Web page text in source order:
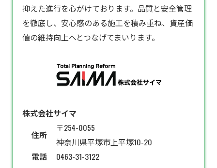
抑えた進行を心がけております。品質と安全管理
を徹底し、安心感のある施工を積み重ね、資産価
値の維持向上へとつなげてまいります。
株式会社サイマ
住所
〒254-0055
神奈川県平塚市上平塚10-20
電話
0463-31-3122